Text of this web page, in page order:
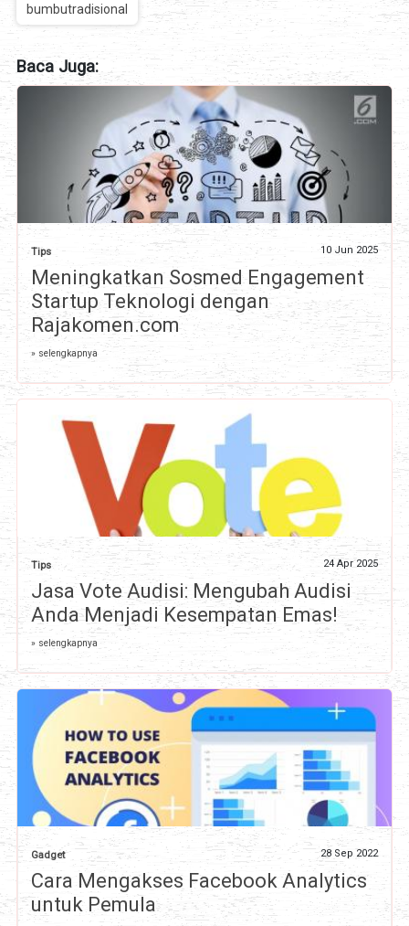
bumbutradisional
Baca Juga:
Tips 10 Jun 2025
Meningkatkan Sosmed Engagement
Startup Teknologi dengan
Rajakomen.com
» selengkapnya
Tips 24 Apr 2025
Jasa Vote Audisi: Mengubah Audisi
Anda Menjadi Kesempatan Emas!
» selengkapnya
Gadget 28 Sep 2022
Cara Mengakses Facebook Analytics
untuk Pemula